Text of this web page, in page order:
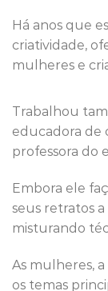
Há anos que
criatividade,
mulheres e
Trabalhou
educadora de
professora do
Embora ele
seus retratos a
misturando
As mulheres,
os temas